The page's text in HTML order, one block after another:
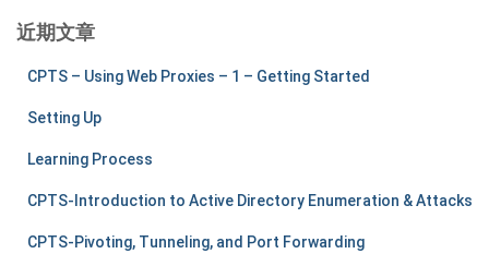
近期文章
CPTS – Using Web Proxies – 1 – Getting Started
Setting Up
Learning Process
CPTS-Introduction to Active Directory Enumeration & Attacks
CPTS-Pivoting, Tunneling, and Port Forwarding